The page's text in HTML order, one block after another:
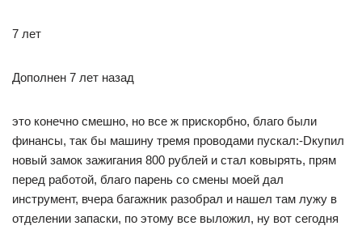
7 лет
Дополнен 7 лет назад
это конечно смешно, но все ж прискорбно, благо были
финансы, так бы машину тремя проводами пускал:-Dкупил
новый замок зажигания 800 рублей и стал ковырять, прям
перед работой, благо парень со смены моей дал
инструмент, вчера багажник разобрал и нашел там лужу в
отделении запаски, по этому все выложил, ну вот сегодня